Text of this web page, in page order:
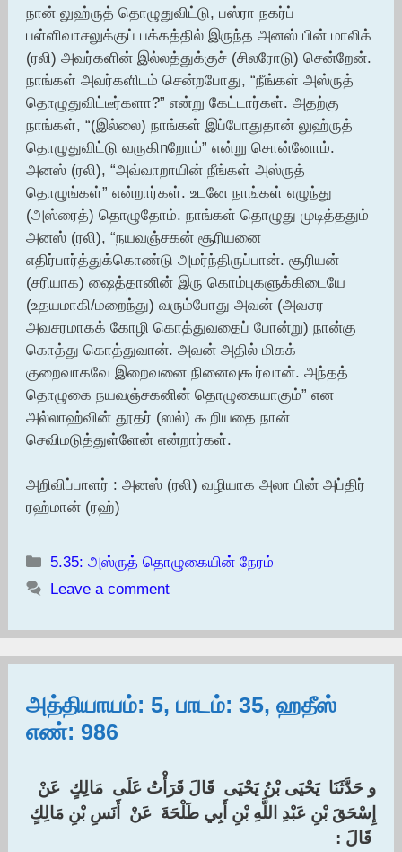
நான் லுஹ்ருத் தொழுதுவிட்டு, பஸ்ரா நகர்ப்
பள்ளிவாசலுக்குப் பக்கத்தில் இருந்த அனஸ் பின் மாலிக்
(ரலி) அவர்களின் இல்லத்துக்குச் (சிலரோடு) சென்றேன்.
நாங்கள் அவர்களிடம் சென்றபோது, “நீங்கள் அஸ்ருத்
தொழுதுவிட்டீர்களா?” என்று கேட்டார்கள். அதற்கு
நாங்கள், “(இல்லை) நாங்கள் இப்போதுதான் லுஹ்ருத்
தொழுதுவிட்டு வருகிnறோம்” என்று சொன்னோம்.
அனஸ் (ரலி), “அவ்வாறாயின் நீங்கள் அஸ்ருத்
தொழுங்கள்” என்றார்கள். உடனே நாங்கள் எழுந்து
(அஸ்ரைத்) தொழுதோம். நாங்கள் தொழுது முடித்ததும்
அனஸ் (ரலி), “நயவஞ்சகன் சூரியனை
எதிர்பார்த்துக்கொண்டு அமர்ந்திருப்பான். சூரியன்
(சரியாக) ஷைத்தானின் இரு கொம்புகளுக்கிடையே
(உதயமாகி/மறைந்து) வரும்போது அவன் (அவசர
அவசரமாகக் கோழி கொத்துவதைப் போன்று) நான்கு
கொத்து கொத்துவான். அவன் அதில் மிகக்
குறைவாகவே இறைவனை நினைவுகூர்வான். அந்தத்
தொழுகை நயவஞ்சகனின் தொழுகையாகும்” என
அல்லாஹ்வின் தூதர் (ஸல்) கூறியதை நான்
செவிமடுத்துள்ளேன் என்றார்கள்.
அறிவிப்பாளர் : அனஸ் (ரலி) வழியாக அலா பின் அப்திர்
ரஹ்மான் (ரஹ்)
Categories
5.35: அஸ்ருத் தொழுகையின் நேரம்
Leave a comment
அத்தியாயம்: 5, பாடம்: 35, ஹதீஸ்
எண்: 986
و حَدَّثَنَا ‏ ‏يَحْيَى بْنُ يَحْيَى ‏ ‏قَالَ قَرَأْتُ عَلَى ‏ ‏مَالِكٍ ‏ ‏عَنْ ‏
‏إِسْحَقَ بْنِ عَبْدِ اللَّهِ بْنِ أَبِي طَلْحَةَ ‏ ‏عَنْ ‏ ‏أَنَسِ بْنِ مَالِكٍ
‏ ‏قَالَ ‏:‏